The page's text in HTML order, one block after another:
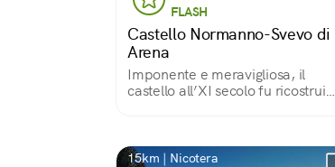
FLASH
Castello Normanno-Svevo di
Arena
Imponente e meravigliosa, il
castello all’XI secolo fu ricostruito
chiamarsi «Stato di Arena».
15km | Nicotera